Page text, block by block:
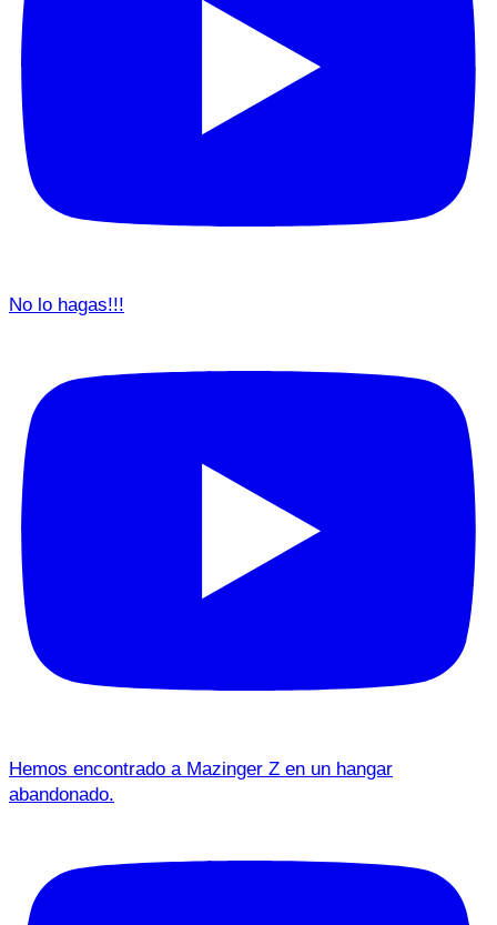
No lo hagas!!!
Hemos encontrado a Mazinger Z en un hangar
abandonado.